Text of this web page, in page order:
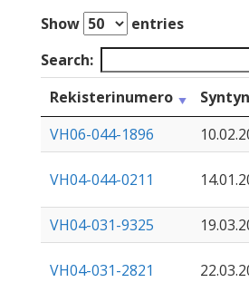
Show
entries
Search:
Rekisterinumero
VH06-044-1896
VH04-044-0211
VH04-031-9325
VH04-031-2821